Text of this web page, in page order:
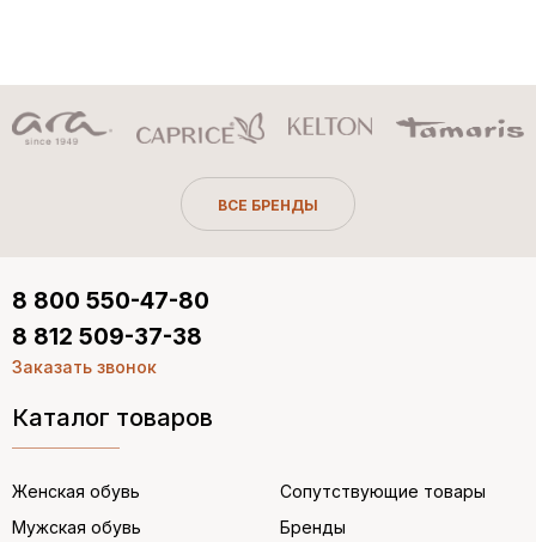
ВСЕ БРЕНДЫ
Каталог товаров
Женская обувь
Мужская обувь
Сопутствующие товары
Бренды
8 800 550-47-80
8 812 509-37-38
Заказать звонок